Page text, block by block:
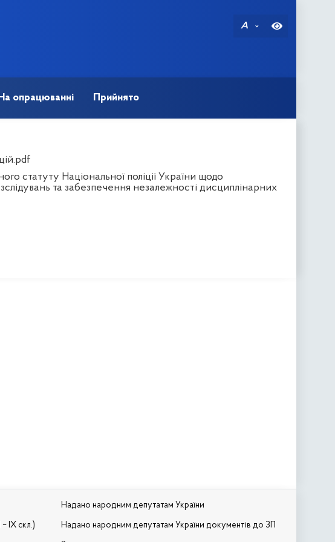
A
опрацюванні Прийнято
статуту Національної поліції України щодо
та забезпечення незалежності дисциплінарних
– IX скл.)
Надано народним депутатам України
Надано народним депутатам України документів до ЗП